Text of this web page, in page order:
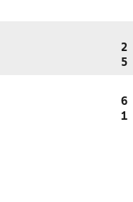
2
5
6
1